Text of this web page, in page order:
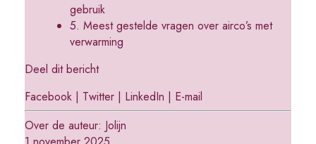
gebruik
5. Meest gestelde vragen over airco’s met
verwarming
Deel dit bericht
Facebook| Twitter| LinkedIn | E-mail
Over de auteur: Jolijn